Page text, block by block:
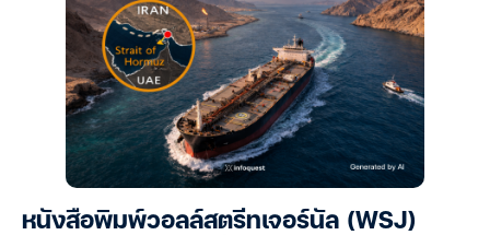
หนังสือพิมพ์วอลล์สตรีทเจอร์นัล (WSJ)